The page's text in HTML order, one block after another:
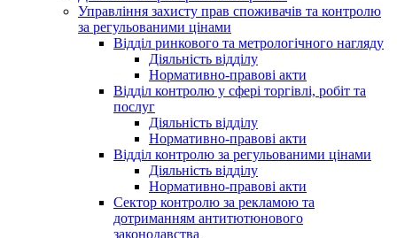
Управління захисту прав споживачів та контролю
за регульованими цінами
Відділ ринкового та метрологічного нагляду
Діяльність відділу
Нормативно-правові акти
Відділ контролю у сфері торгівлі, робіт та
послуг
Діяльність відділу
Нормативно-правові акти
Відділ контролю за регульованими цінами
Діяльність відділу
Нормативно-правові акти
Сектор контролю за рекламою та
дотриманням антитютюнового
законодавства